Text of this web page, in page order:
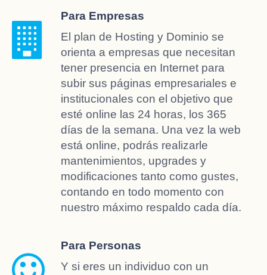
Para Empresas
El plan de Hosting y Dominio se
orienta a empresas que necesitan
tener presencia en Internet para
subir sus páginas empresariales e
institucionales con el objetivo que
esté online las 24 horas, los 365
días de la semana. Una vez la web
está online, podrás realizarle
mantenimientos, upgrades y
modificaciones tanto como gustes,
contando en todo momento con
nuestro máximo respaldo cada día.
Para Personas
Y si eres un individuo con un